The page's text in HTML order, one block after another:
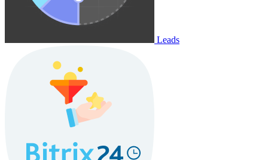
Leads